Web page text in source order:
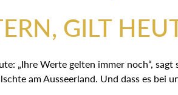
GILT
„Ihre Werte gelten immer noch“,
am Ausseerland. Und dass es bei